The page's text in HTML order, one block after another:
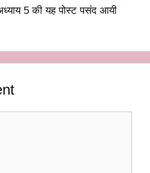
5 की यह पोस्ट पसंद आयी